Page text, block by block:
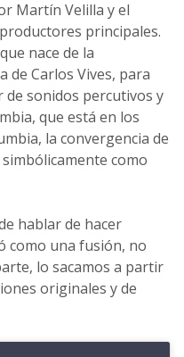
Martín Velilla y el
principales.
nace de la
de Carlos Vives, para
de sonidos percutivos y
que está en los
la convergencia de
como
hablar de hacer
como una fusión, no
lo sacamos a partir
originales y de